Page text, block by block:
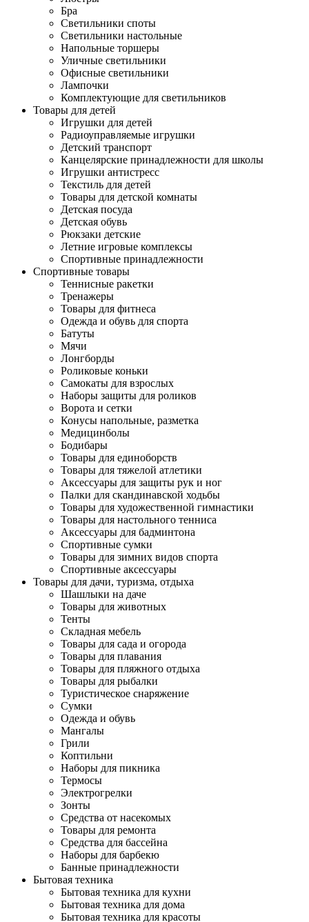
Бра
Светильники споты
Светильники настольные
Напольные торшеры
Уличные светильники
Офисные светильники
Лампочки
Комплектующие для светильников
Товары для детей
Игрушки для детей
Радиоуправляемые игрушки
Детский транспорт
Канцелярские принадлежности для школы
Игрушки антистресс
Текстиль для детей
Товары для детской комнаты
Детская посуда
Детская обувь
Рюкзаки детские
Летние игровые комплексы
Спортивные принадлежности
Спортивные товары
Теннисные ракетки
Тренажеры
Товары для фитнеса
Одежда и обувь для спорта
Батуты
Мячи
Лонгборды
Роликовые коньки
Самокаты для взрослых
Наборы защиты для роликов
Ворота и сетки
Конусы напольные, разметка
Медицинболы
Бодибары
Товары для единоборств
Товары для тяжелой атлетики
Аксессуары для защиты рук и ног
Палки для скандинавской ходьбы
Товары для художественной гимнастики
Товары для настольного тенниса
Аксессуары для бадминтона
Спортивные сумки
Товары для зимних видов спорта
Спортивные аксессуары
Товары для дачи, туризма, отдыха
Шашлыки на даче
Товары для животных
Тенты
Складная мебель
Товары для сада и огорода
Товары для плавания
Товары для пляжного отдыха
Товары для рыбалки
Туристическое снаряжение
Сумки
Одежда и обувь
Мангалы
Грили
Коптильни
Наборы для пикника
Термосы
Электрогрелки
Зонты
Средства от насекомых
Товары для ремонта
Средства для бассейна
Наборы для барбекю
Банные принадлежности
Бытовая техника
Бытовая техника для кухни
Бытовая техника для дома
Бытовая техника для красоты